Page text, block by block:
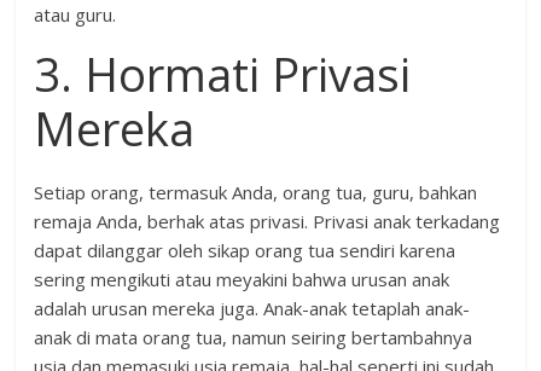
atau guru.
3. Hormati Privasi
Mereka
Setiap orang, termasuk Anda, orang tua, guru, bahkan
remaja Anda, berhak atas privasi. Privasi anak terkadang
dapat dilanggar oleh sikap orang tua sendiri karena
sering mengikuti atau meyakini bahwa urusan anak
adalah urusan mereka juga. Anak-anak tetaplah anak-
anak di mata orang tua, namun seiring bertambahnya